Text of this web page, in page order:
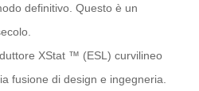
definitivo. Questo è un
XStat ™ (ESL) curvilineo
fusione di design e ingegneria.